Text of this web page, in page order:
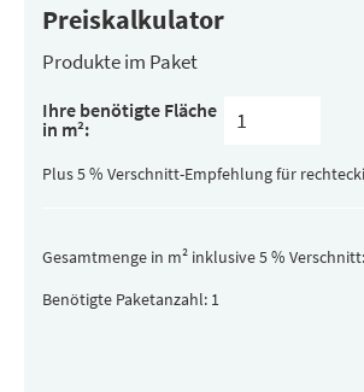
Preiskalkulator
Produkte im Paket
Inhalt
pro
Paket
Ihre benötigte Fläche
in m²:
Plus 5 % Verschnitt-Empfehlung für
Gesamtmenge in m² inklusive 5 % Verschnitt:
Benötigte Paketanzahl: